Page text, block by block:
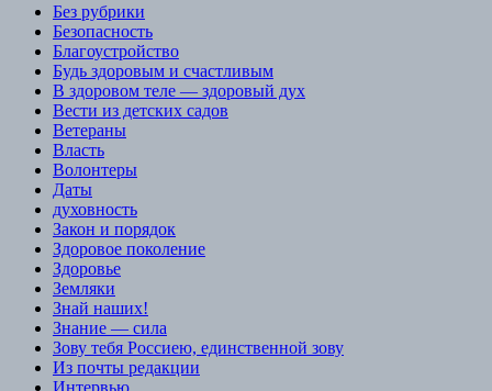
Без рубрики
Безопасность
Благоустройство
Будь здоровым и счастливым
В здоровом теле — здоровый дух
Вести из детских садов
Ветераны
Власть
Волонтеры
Даты
духовность
Закон и порядок
Здоровое поколение
Здоровье
Земляки
Знай наших!
Знание — сила
Зову тебя Россиею, единственной зову
Из почты редакции
Интервью